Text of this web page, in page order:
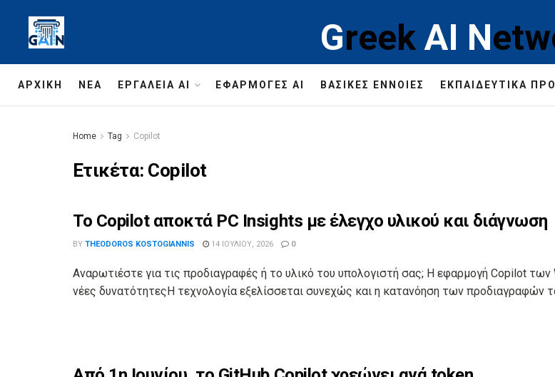
GreekAI N
ΑΡΧΙΚΉ ΝΈΑ ΕΡΓΑΛΕΊΑ AI ΕΦΑΡΜΟΓΈΣ AI ΒΑΣΙΚΈΣ ΈΝΝΟΙΕΣ ΕΚΠΑΙΔΕΥΤΙΚΆ
Home Tag Copilot
Ετικέτα: Copilot
Το Copilot αποκτά PC Insights με έλεγχο υλικού και διάγνωση
BY THEODOROS KOSTOGIANNIS 14 ΙΟΥΛΊΟΥ, 2026 0
Αναρωτιέστε για τις προδιαγραφές ή το υλικό του υπολογιστή σας; Η εφαρμογή Copilot
νέες δυνατότητεςΗ τεχνολογία εξελίσσεται συνεχώς και η κατανόηση των προδιαγραφών